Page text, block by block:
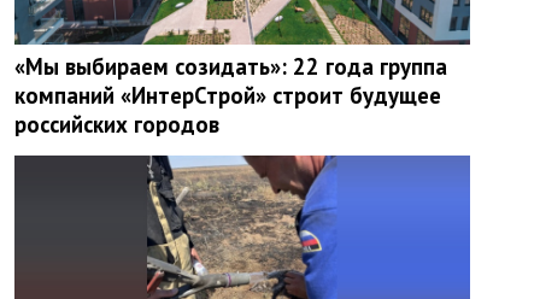
«Мы выбираем созидать»: 22 года группа
компаний «ИнтерСтрой» строит будущее
российских городов